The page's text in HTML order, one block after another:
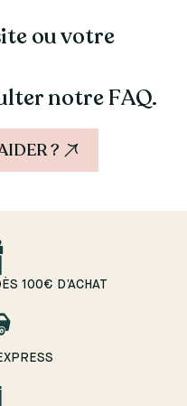
ou votre
notre FAQ.
?
100€ D’ACHAT